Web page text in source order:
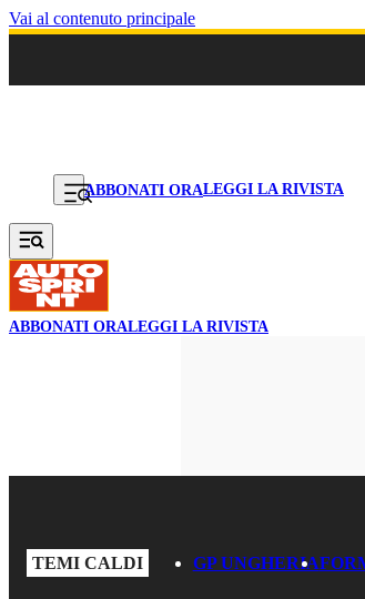
Vai al contenuto principale
ABBONATI ORALEGGI LA RIVISTA
ABBONATI ORALEGGI LA RIVISTA
TEMI CALDI GP UNGHERIA